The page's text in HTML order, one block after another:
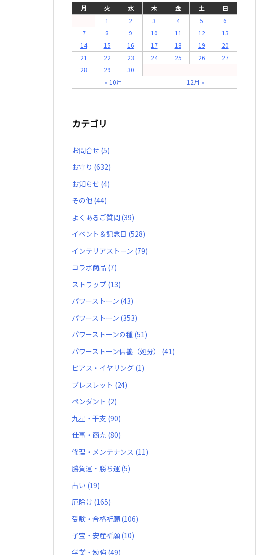
月
火 水 木 金 土
日
1
2 3 4 5
6
7
8 9 10 11 12
13
14
15 16 17 18 19
20
21
22 23 24 25 26
27
28
29
30
« 10月
12月 »
カテゴリ
お問合せ (5)
お守り (632)
お知らせ (4)
その他 (44)
よくあるご質問 (39)
イベント＆記念日 (528)
インテリアストーン (79)
コラボ商品 (7)
ストラップ (13)
パワーストーン (43)
パワーストーン (353)
パワーストーンの種 (51)
パワーストーン供養（処分） (41)
ピアス・イヤリング (1)
ブレスレット (24)
ペンダント (2)
九星・干支 (90)
仕事・商売 (80)
修理・メンテナンス (11)
勝負運・勝ち運 (5)
占い (19)
厄除け (165)
受験・合格祈願 (106)
子宝・安産祈願 (10)
学業・勉強 (49)